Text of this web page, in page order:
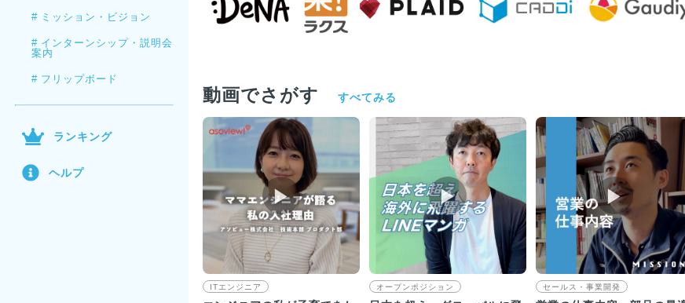
# ミッション・ビジョン
# インターンシップ・説明会
案内
# フリップボード
ランキング
ヘルプ
動画でさがす すべてみる
▶︎
ITエンジニア
▶︎
オープンポジション
▶︎
セールス・事業開発